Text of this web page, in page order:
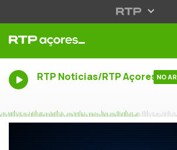
RTP Noticias/RTP Açores NO AR